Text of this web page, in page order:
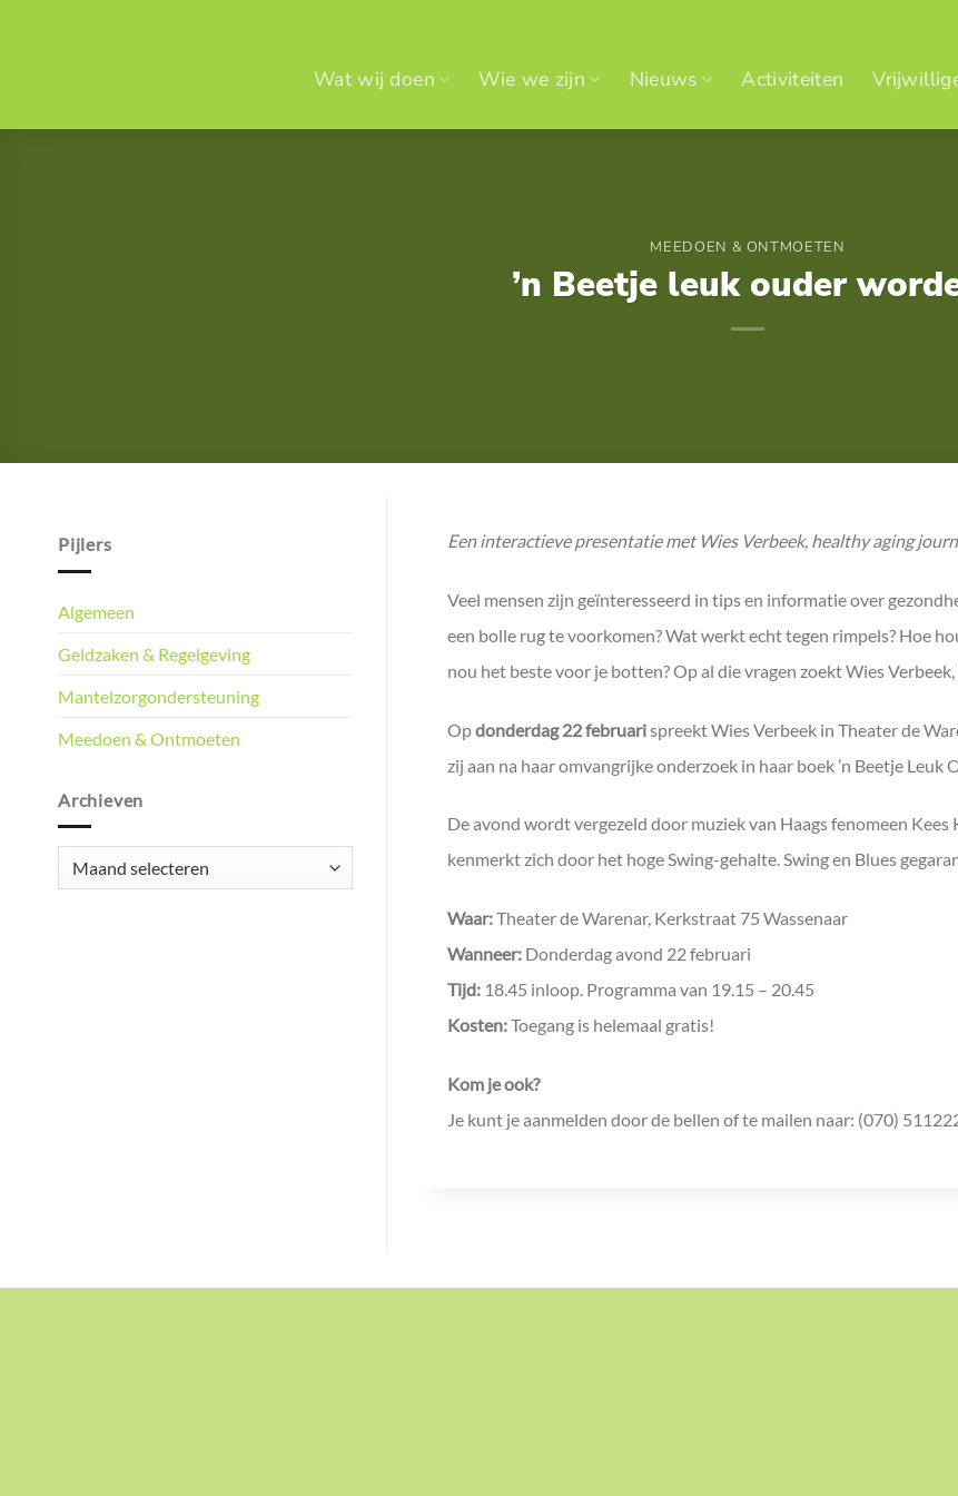
Wat wij doen Wie we zijn Nieuws Activiteiten
MEEDOEN & ONTMOETEN
’n Beetje leuk ouder
Pijlers
Algemeen
Geldzaken & Regelgeving
Mantelzorgondersteuning
Meedoen & Ontmoeten
Archieven
Een interactieve presentatie met Wies Verbeek, healthy aging
Veel mensen zijn geïnteresseerd in tips en informatie over
een bolle rug te voorkomen? Wat werkt echt tegen rimpels? Hoe
nou het beste voor je botten? Op al die vragen zoekt Wies
Opdonderdag 22 februarispreekt Wies Verbeek in Theater de
zij aan na haar omvangrijke onderzoek in haar boek ’n Beetje Leuk
De avond wordt vergezeld door muziek van Haags fenomeen
kenmerkt zich door het hoge Swing-gehalte. Swing en Blues
Waar:Theater de Warenar, Kerkstraat 75 Wassenaar
Wanneer: Donderdag avond 22 februari
Tijd: 18.45 inloop. Programma van 19.15 – 20.45
Kosten:Toegang is helemaal gratis!
Kom je ook?
Je kunt je aanmelden door de bellen of te mailen naar: (070)